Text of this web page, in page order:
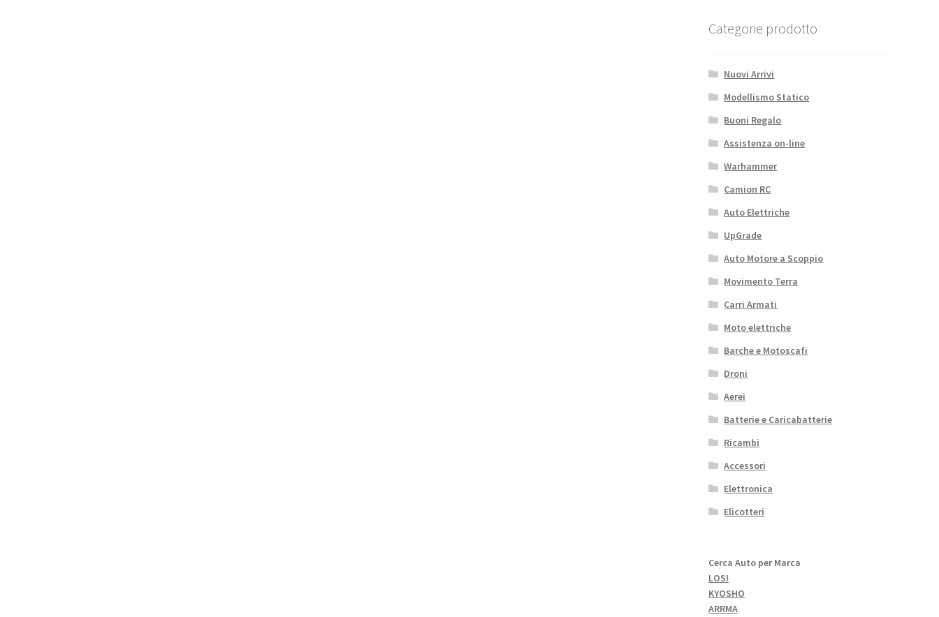
Categorie prodotto
Nuovi Arrivi
Modellismo Statico
Buoni Regalo
Assistenza on-line
Warhammer
Camion RC
Auto Elettriche
UpGrade
Auto Motore a Scoppio
Movimento Terra
Carri Armati
Moto elettriche
Barche e Motoscafi
Droni
Aerei
Batterie e Caricabatterie
Ricambi
Accessori
Elettronica
Elicotteri
Cerca Auto per Marca
LOSI
KYOSHO
ARRMA